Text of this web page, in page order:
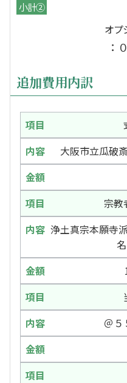
小計②
オプ
：
追加費用内訳
大阪市立瓜破
宗教
浄土真宗本願寺
＠